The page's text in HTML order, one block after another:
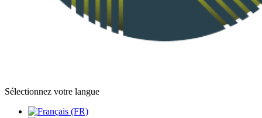
Sélectionnez votre langue